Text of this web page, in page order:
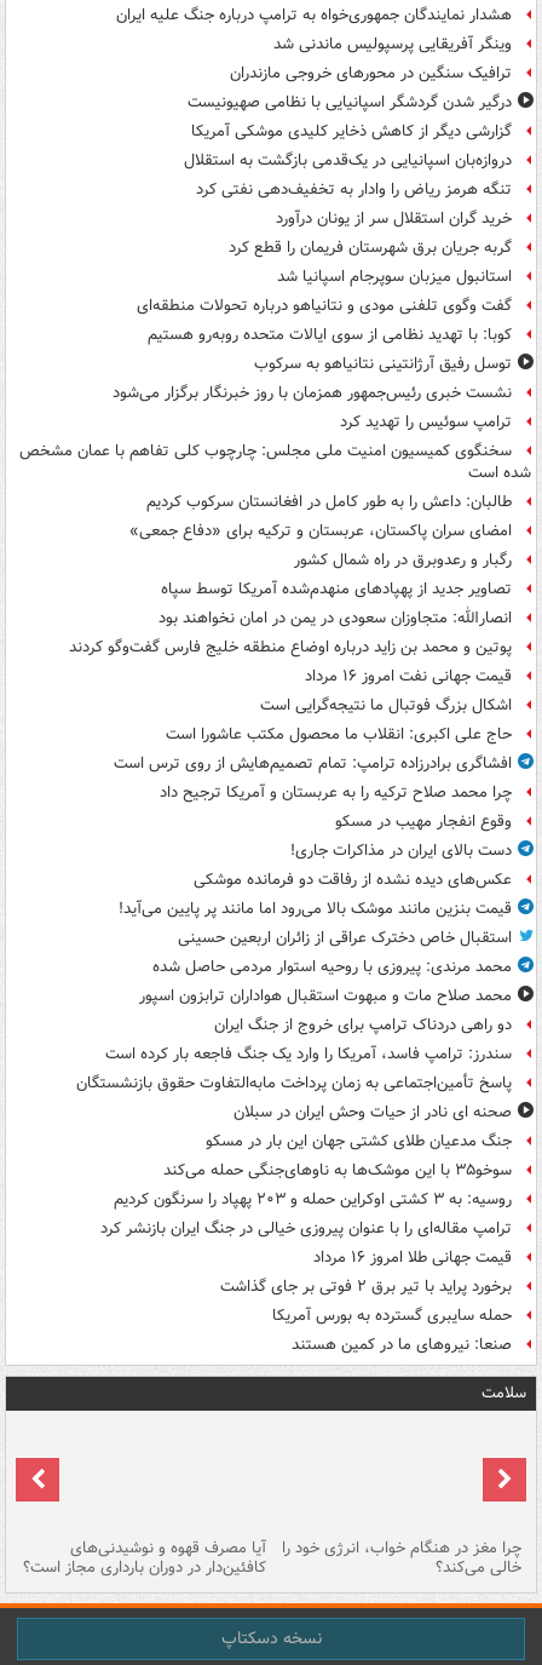
هشدار نمایندگان جمهوری‌خواه به ترامپ درباره جنگ علیه ایران
وینگر آفریقایی پرسپولیس ماندنی شد
ترافیک سنگین در محورهای خروجی مازندران
درگیر شدن گردشگر اسپانیایی با نظامی صهیونیست
گزارشی دیگر از کاهش ذخایر کلیدی موشکی آمریکا
دروازه‌بان اسپانیایی در یک‌قدمی بازگشت به استقلال
تنگه هرمز ریاض را وادار به تخفیف‌دهی نفتی کرد
خرید گران استقلال سر از یونان درآورد
گربه جریان برق شهرستان فریمان را قطع کرد
استانبول میزبان سوپرجام اسپانیا شد
گفت وگوی تلفنی مودی و نتانیاهو درباره تحولات منطقه‌ای
کوبا: با تهدید نظامی از سوی ایالات متحده روبه‌رو هستیم
توسل رفیق آرژانتینی نتانیاهو به سرکوب
نشست خبری رئیس‌جمهور همزمان با روز خبرنگار برگزار می‌شود
ترامپ سوئیس را تهدید کرد
سخنگوی کمیسیون امنیت ملی مجلس: چارچوب کلی تفاهم با عمان مشخص
شده است
طالبان: داعش را به طور کامل در افغانستان سرکوب کردیم
امضای سران پاکستان، عربستان و ترکیه برای «دفاع جمعی»
رگبار و رعدوبرق در راه شمال کشور
تصاویر جدید از پهپادهای منهدم‌شده آمریکا توسط سپاه
انصارالله: متجاوزان سعودی در یمن در امان نخواهند بود
پوتین و محمد بن زاید درباره اوضاع منطقه خلیج فارس گفت‌وگو کردند
قیمت جهانی نفت امروز ۱۶ مرداد
اشکال بزرگ فوتبال ما نتیجه‌گرایی است
حاج علی اکبری: انقلاب ما محصول مکتب عاشورا است
افشاگری برادرزاده ترامپ: تمام تصمیم‌هایش از روی ترس است
چرا محمد صلاح ترکیه را به عربستان و آمریکا ترجیح داد
وقوع انفجار مهیب در مسکو
دست بالای ایران در مذاکرات جاری!
عکس‌های دیده نشده از رفاقت دو فرمانده‌ موشکی
قیمت بنزین مانند موشک بالا می‌رود اما مانند پر پایین می‌آید!
استقبال خاص دخترک عراقی از زائران اربعین حسینی
محمد مرندی: پیروزی با روحیه استوار مردمی حاصل شده
محمد صلاح مات و مبهوت استقبال هواداران ترابزون اسپور
دو راهی دردناک ترامپ برای خروج از جنگ ایران
سندرز: ترامپ فاسد، آمریکا را وارد یک جنگ فاجعه بار کرده است
پاسخ تأمین‌اجتماعی به زمان پرداخت مابه‌التفاوت حقوق بازنشستگان
صحنه ای نادر از حیات وحش ایران در سبلان
جنگ مدعیان طلای کشتی جهان این بار در مسکو
سوخو۳۵ با این موشک‌ها به ناوهای‌جنگی حمله می‌کند
روسیه: به ۳ کشتی اوکراین حمله و ۲۰۳ پهپاد را سرنگون کردیم
ترامپ مقاله‌ای را با عنوان پیروزی خیالی در جنگ ایران بازنشر کرد
قیمت جهانی طلا امروز ۱۶ مرداد
برخورد پراید با تیر برق ۲ فوتی بر جای گذاشت
حمله سایبری گسترده به بورس آمریکا
صنعا: نیروهای ما در کمین‌ هستند
سلامت
چرا مغز در هنگام خواب، انرژی خود را
خالی می‌کند؟
آیا مصرف قهوه و نوشیدنی‌های
کافئین‌دار در دوران بارداری مجاز است؟
نسخه دسکتاپ